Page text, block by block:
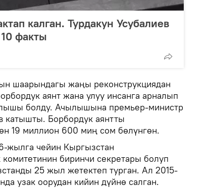
калган. Турдакун Усубалиев
факты
шаарындагы жаңы реконструкциядан
аянт жана улуу инсанга арналып
болду. Ачылышына премьер-министр
Борбордук аянтты
19 миллион 600 миң сом бөлүнгөн.
жылга чейин Кыргызстан
биринчи секретары болуп
25 жыл жетектеп турган. Ал 2015-
узак оорудан кийин дүйнө салган.